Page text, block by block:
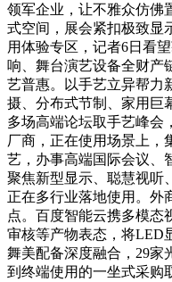
领军企业，让不雅众仿佛
式空间，展会紧扣极致显
用体验专区，记者6日看
响、舞台演艺设备全财产
艺普惠。以手艺立异帮力
摄、分布式节制、家用巨
多场高端论坛取手艺峰会
厂商，正在使用场景上，
艺，办事高端国际会议、
聚焦新型显示、聪慧视听
正在多行业落地使用。外
点。百度智能云携多模态
审核等产物表态，将LED
舞美配备深度融合，29家
到终端使用的一坐式采购